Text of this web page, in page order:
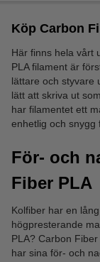
Köp Carbon
Här finns hela vårt
PLA filament är
lättare och styvare
lätt att skriva ut
har filamentet ett
enhetlig och snygg
För- och
Fiber PLA
Kolfiber har en
högpresterande
PLA? Carbon
har sina för- och